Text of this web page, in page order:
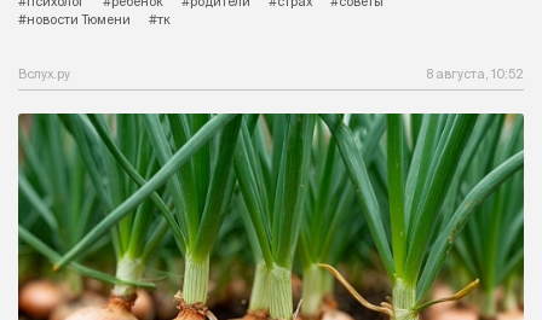
#новости Тюмени
#тк
Вслух.ру 8 августа, 10:52